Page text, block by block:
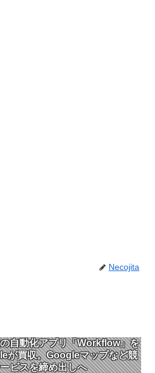
Necojita
自動化アプリ「Workflow」を
が買収。Googleマップなど競
ビスを締め出しへ